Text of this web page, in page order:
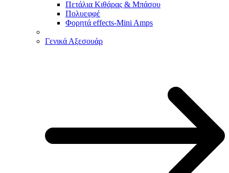
Πετάλια Κιθάρας & Μπάσου
Πολυεφφέ
Φορητά effects-Mini Amps
Γενικά Αξεσουάρ